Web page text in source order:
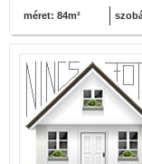
méret: 84m²